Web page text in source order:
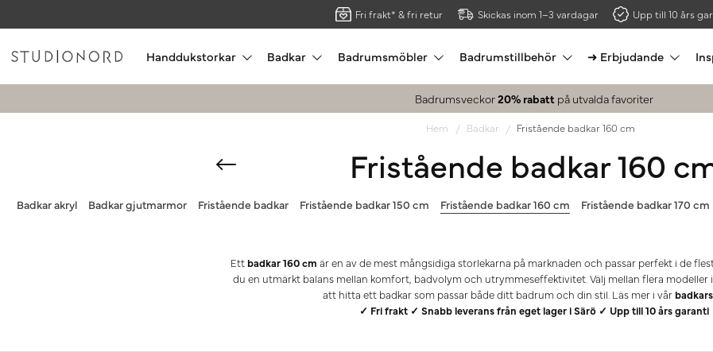
Fri frakt* & fri retur Skickas inom 1–3 vardagar Upp till 10 års
Handdukstorkar Badkar Badrumsmöbler Badrumstillbehör ➜ Erbjudande
Badrumsveckor20% rabatt på utvalda favoriter
Hem Badkar Fristående badkar 160 cm
Fristående badkar 160
Badkar akryl Badkar gjutmarmor Fristående badkar Fristående badkar 150 cm Fristående badkar 160 cm Fristående badkar 170 cm
Ett badkar 160 cm är en av de mest mångsidiga storlekarna på marknaden och passar perfekt i de
du en utmärkt balans mellan komfort, badvolym och utrymmeseffektivitet. Välj mellan flera
att hitta ett badkar som passar både ditt badrum och din stil. Läs mer i vår
✓ Fri frakt ✓ Snabb leverans från eget lager i Särö ✓ Upp till 10 års garanti